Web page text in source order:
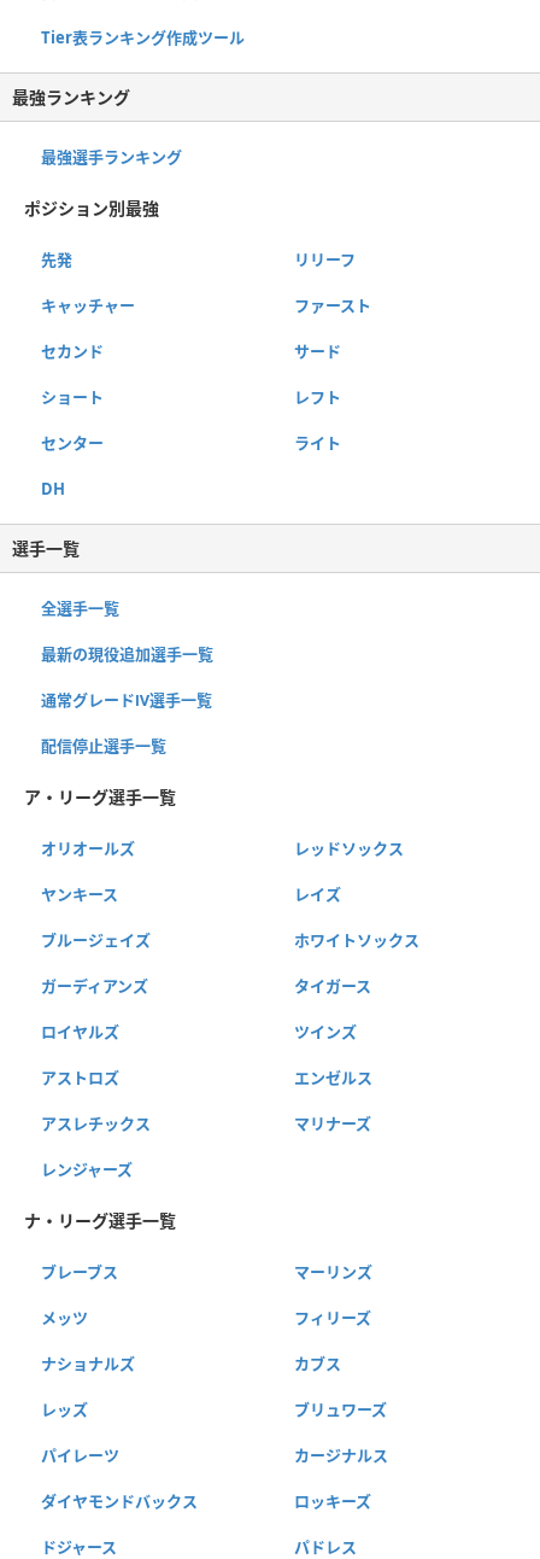
Tier表ランキング作成ツール
最強ランキング
最強選手ランキング
ポジション別最強
先発 リリーフ
キャッチャー ファースト
セカンド サード
ショート レフト
センター ライト
DH
選手一覧
全選手一覧
最新の現役追加選手一覧
通常グレードⅣ選手一覧
配信停止選手一覧
ア・リーグ選手一覧
オリオールズ レッドソックス
ヤンキース レイズ
ブルージェイズ ホワイトソックス
ガーディアンズ タイガース
ロイヤルズ ツインズ
アストロズ エンゼルス
アスレチックス マリナーズ
レンジャーズ
ナ・リーグ選手一覧
ブレーブス マーリンズ
メッツ フィリーズ
ナショナルズ カブス
レッズ ブリュワーズ
パイレーツ カージナルス
ダイヤモンドバックス ロッキーズ
ドジャース パドレス